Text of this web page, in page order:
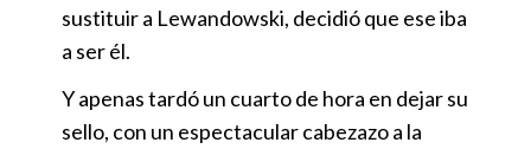
sustituir a Lewandowski, decidió que ese iba
a ser él.
Y apenas tardó un cuarto de hora en dejar su
sello, con un espectacular cabezazo a la